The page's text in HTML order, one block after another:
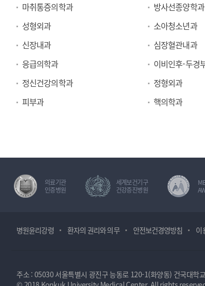
과마취통증의학과
방사선종양학과
성형외과
소아청소년과
신장내과
심장혈관내과
응급의학과
이비인후-두경
정신건강의학과
정형외과
피부과
핵의학과
의료기관
인증병원
세계보건기구
건강증진병원
병원윤리강령 환자의 권리와 의무 안전보건경영방침 이
주소 : 05030 서울특별시 광진구 능동로 120-1(화양동) 건국대학